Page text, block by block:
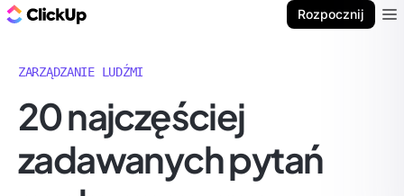
Rozpocznij
ZARZĄDZANIE LUDŹMI
20 najczęściej
zadawanych pytań